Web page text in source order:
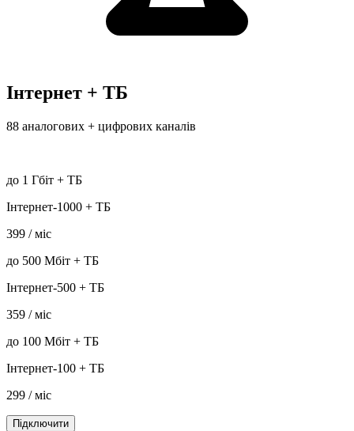
Інтернет + ТБ
88 аналогових + цифрових каналів
до 1 Гбіт + ТБ
Інтернет-1000 + ТБ
399 / міс
до 500 Мбіт + ТБ
Інтернет-500 + ТБ
359 / міс
до 100 Мбіт + ТБ
Інтернет-100 + ТБ
299 / міс
Підключити